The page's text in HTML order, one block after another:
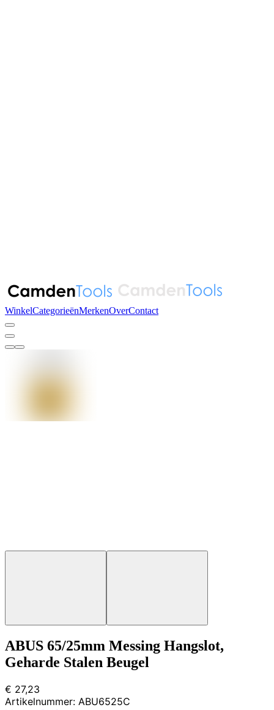
WinkelCategorieënMerkenOverContact
ABUS 65/25mm Messing Hangslot,
Geharde Stalen Beugel
€ 27,23
Artikelnummer: ABU6525C